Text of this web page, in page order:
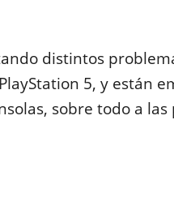
distintos
5, y están
sobre todo a